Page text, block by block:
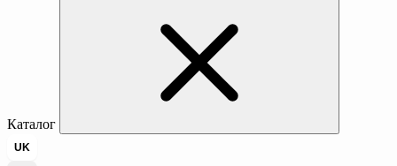
Каталог
UK